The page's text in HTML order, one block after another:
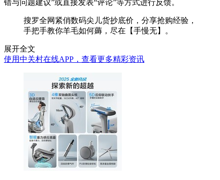
错与问题建议”或直接发表“评论”等方式进行反馈。
搜罗全网紧俏数码尖儿货抄底价，分享抢购经验，
手把手教你羊毛如何薅，尽在【手慢无】。
展开全文
使用中关村在线APP，查看更多精彩资讯